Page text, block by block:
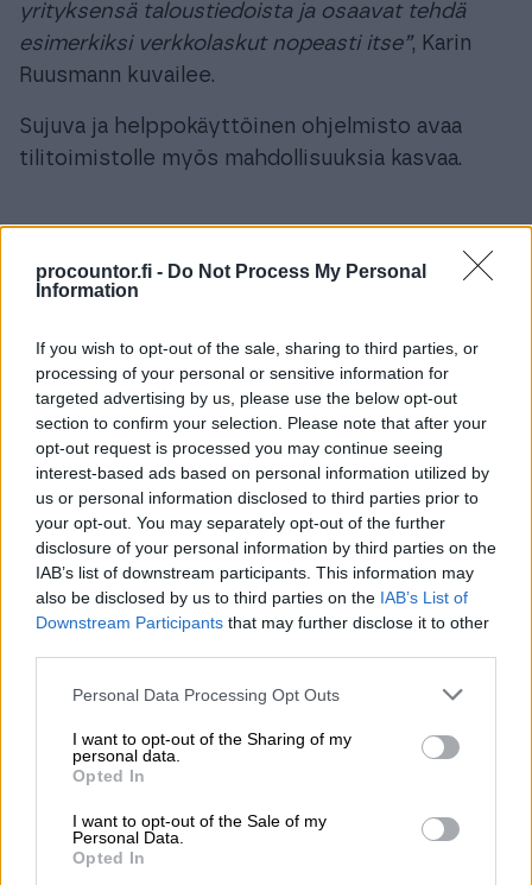
procountor.fi - Do Not Process My Personal
Information
If you wish to opt-out of the sale, sharing to third parties, or
processing of your personal or sensitive information for
targeted advertising by us, please use the below opt-out
section to confirm your selection. Please note that after your
opt-out request is processed you may continue seeing
interest-based ads based on personal information utilized by
us or personal information disclosed to third parties prior to
your opt-out. You may separately opt-out of the further
disclosure of your personal information by third parties on the
IAB’s list of downstream participants. This information may
also be disclosed by us to third parties on the IAB’s List of
Downstream Participants that may further disclose it to other
Please note that this website/app uses one or more Google
not limited to your visit or usage behaviour. You may click to
grant or deny consent to Google and its third-party tags to
use your data for below specified purposes in below Google
consent section.
Personal Data Processing Opt Outs
I want to opt-out of the Sharing of my
personal data.
Opted In
I want to opt-out of the Sale of my
Personal Data.
Opted In
yrityksensä taloustiedoista ja osaavat tehdä
esimerkiksi verkkolaskut nopeasti itse”, Karin
Ruusmann kuvailee.
Sujuva ja helppokäyttöinen ohjelmisto avaa
tilitoimistolle myös mahdollisuuksia kasvaa.
Nyt meillä on aikaa palvella asiakkaitamme
syvällisemmin ja aiempaa kattavammin.
asiakkaita ja näin tehostaa toimintaamme
Annika Koorik, pääkirjanpitäjä
Lisätietoja
Mikäli harkitsette Procountorin
yhteyttä Annikaan, kuullaksenne lisää heidän
kokemuksistaan.
Annika Koorik
1Office Finland Oy
1office.co